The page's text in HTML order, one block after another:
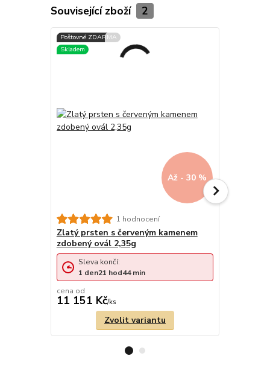
Související zboží 2
Až - 30 %
1 hodnocení
Zlatý prsten s červeným kamenem
zdobený ovál 2,35g
cena od
11 151 Kč/ks
Sleva končí:
1 den21 hod44min
Zvolit variantu